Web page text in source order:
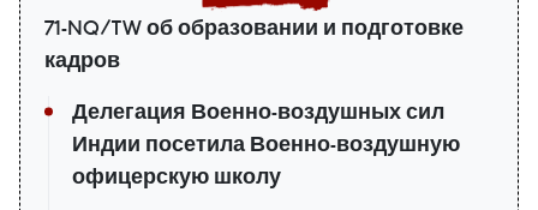
71-NQ/TW об образовании и подготовке
кадров
Делегация Военно-воздушных сил
Индии посетила Военно-воздушную
офицерскую школу